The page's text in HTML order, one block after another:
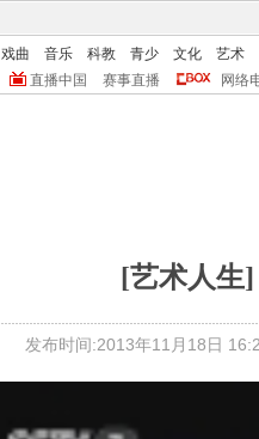
戏曲 音乐 科教 青少 文化
艺术
直播中国 赛事直播 网络
[艺术人生]
发布时间:2013年11月18日